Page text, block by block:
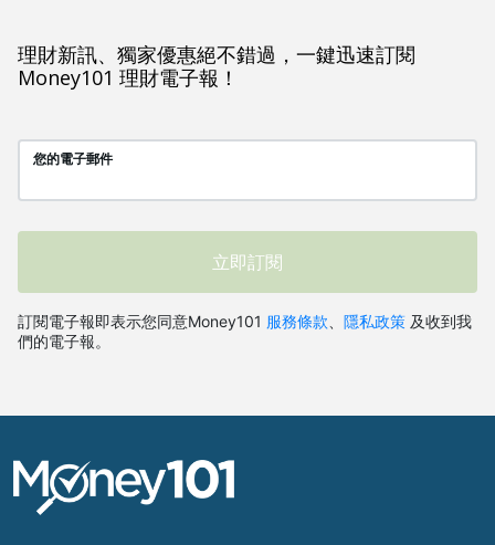
理財新訊、獨家優惠絕不錯過，一鍵迅速訂閱
Money101 理財電子報！